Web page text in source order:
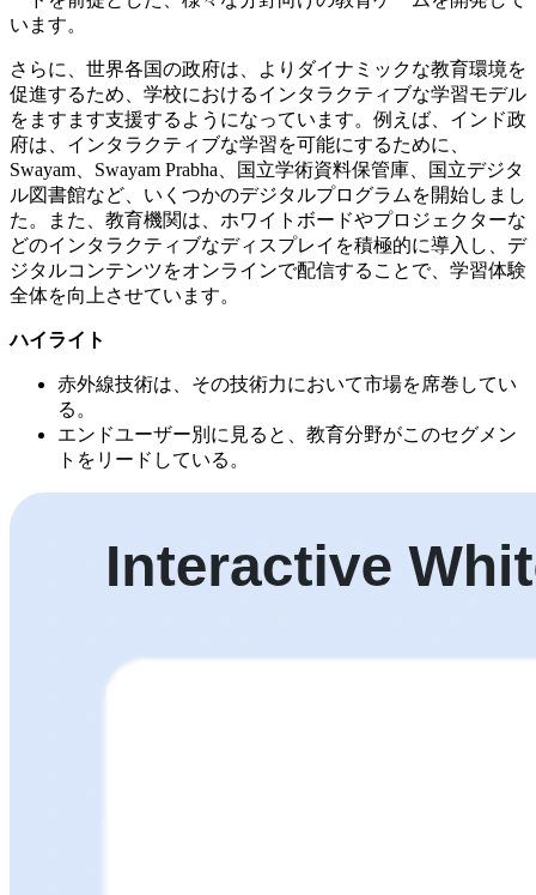
います。
さらに、世界各国の政府は、よりダイナミックな教育環境を
促進するため、学校におけるインタラクティブな学習モデル
をますます支援するようになっています。例えば、インド政
府は、インタラクティブな学習を可能にするために、
Swayam、Swayam Prabha、国立学術資料保管庫、国立デジタ
ル図書館など、いくつかのデジタルプログラムを開始しまし
た。また、教育機関は、ホワイトボードやプロジェクターな
どのインタラクティブなディスプレイを積極的に導入し、デ
ジタルコンテンツをオンラインで配信することで、学習体験
全体を向上させています。
ハイライト
赤外線技術は、その技術力において市場を席巻してい
る。
エンドユーザー別に見ると、教育分野がこのセグメン
トをリードしている。